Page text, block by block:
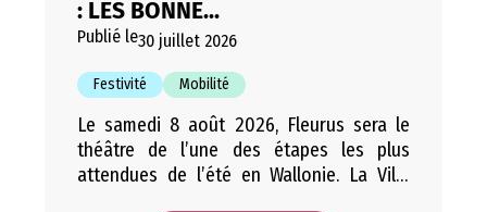
: LES BONNE...
Publié le30 juillet 2026
Festivité Mobilité
Le samedi 8 août 2026, Fleurus sera le
théâtre de l’une des étapes les plus
attendues de l’été en Wallonie. La Ville